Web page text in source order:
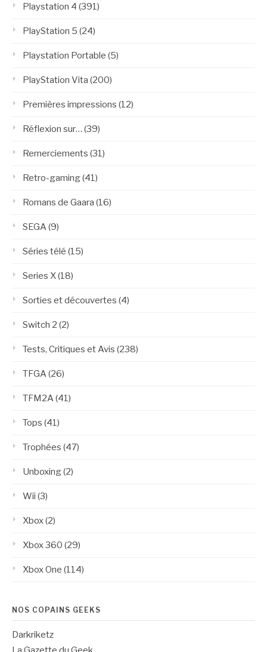
Playstation 4 (391)
PlayStation 5 (24)
Playstation Portable (5)
PlayStation Vita (200)
Premières impressions (12)
Réflexion sur… (39)
Remerciements (31)
Retro-gaming(41)
Romans de Gaara (16)
SEGA(9)
Séries télé (15)
Series X(18)
Sorties et découvertes (4)
Switch 2 (2)
Tests, Critiques et Avis (238)
TFGA(26)
TFM2A(41)
Tops (41)
Trophées (47)
Unboxing(2)
Wii (3)
Xbox(2)
Xbox 360 (29)
Xbox One (114)
NOS COPAINS GEEKS
Darkriketz